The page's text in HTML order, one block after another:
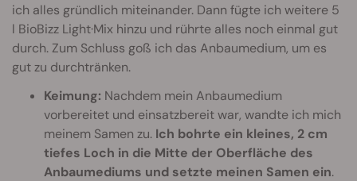
ich alles gründlich miteinander. Dann fügte ich weitere 5
l BioBizz Light·Mix hinzu und rührte alles noch einmal gut
durch. Zum Schluss goß ich das Anbaumedium, um es
gut zu durchtränken.
Keimung: Nachdem mein Anbaumedium
vorbereitet und einsatzbereit war, wandte ich mich
meinem Samen zu. Ich bohrte ein kleines, 2 cm
tiefes Loch in die Mitte der Oberfläche des
Anbaumediums und setzte meinen Samen ein.